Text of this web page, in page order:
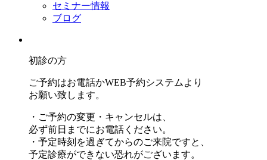
セミナー情報
ブログ
初診の方
ご予約はお電話かWEB予約システムより
お願い致します。
・ご予約の変更・キャンセルは、
必ず前日までにお電話ください。
・予定時刻を過ぎてからのご来院ですと、
予定診療ができない恐れがございます。